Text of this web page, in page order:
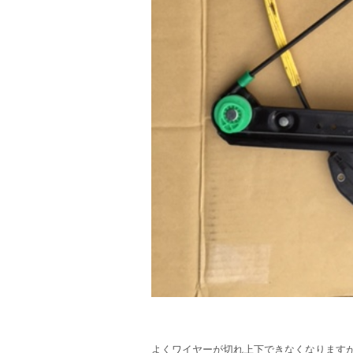
よくワイヤーが切れ上下できなくなります